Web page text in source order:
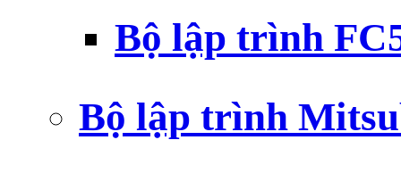
Bộ lập trình
Bộ lập trình